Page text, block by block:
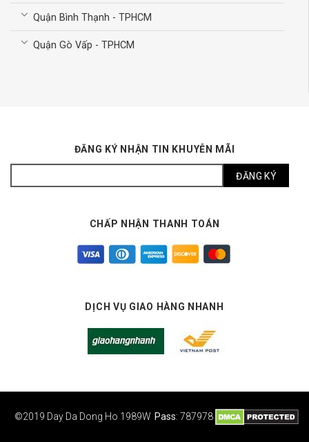
Quận Bình Thạnh - TPHCM
Quận Gò Vấp - TPHCM
ĐĂNG KÝ NHẬN TIN KHUYỄN MÃI
CHẤP NHẬN THANH TOÁN
DỊCH VỤ GIAO HÀNG NHANH
©2019 Day Da Dong Ho 1989W Pass: 787978